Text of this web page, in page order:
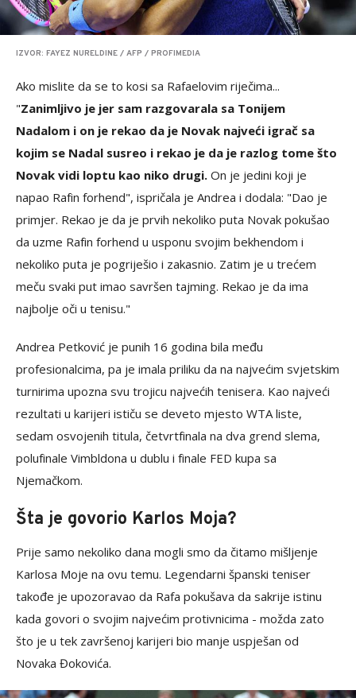
IZVOR: FAYEZ NURELDINE / AFP / PROFIMEDIA
Ako mislite da se to kosi sa Rafaelovim riječima...
"Zanimljivo je jer sam razgovarala sa Tonijem
Nadalom i on je rekao da je Novak najveći igrač sa
kojim se Nadal susreo i rekao je da je razlog tome što
Novak vidi loptu kao niko drugi. On je jedini koji je
napao Rafin forhend", ispričala je Andrea i dodala: "Dao je
primjer. Rekao je da je prvih nekoliko puta Novak pokušao
da uzme Rafin forhend u usponu svojim bekhendom i
nekoliko puta je pogriješio i zakasnio. Zatim je u trećem
meču svaki put imao savršen tajming. Rekao je da ima
najbolje oči u tenisu."
Andrea Petković je punih 16 godina bila među
profesionalcima, pa je imala priliku da na najvećim svjetskim
turnirima upozna svu trojicu najvećih tenisera. Kao najveći
rezultati u karijeri ističu se deveto mjesto WTA liste,
sedam osvojenih titula, četvrtfinala na dva grend slema,
polufinale Vimbldona u dublu i finale FED kupa sa
Njemačkom.
Šta je govorio Karlos Moja?
Prije samo nekoliko dana mogli smo da čitamo mišljenje
Karlosa Moje na ovu temu. Legendarni španski teniser
takođe je upozoravao da Rafa pokušava da sakrije istinu
kada govori o svojim najvećim protivnicima - možda zato
što je u tek završenoj karijeri bio manje uspješan od
Novaka Đokovića.